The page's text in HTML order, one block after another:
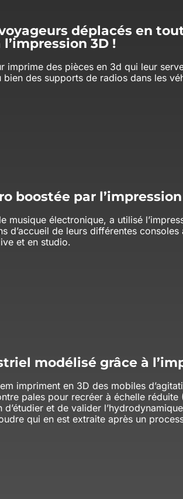
déplacés en
3D !
imprime des pièces en 3d qui leur
des supports de radios dans les
boostée par l’impression
musique électronique, a utilisé
d’accueil de leurs différentes
et en studio.
modélisé grâce à
impriment en 3D des mobiles
pales pour recréer à échelle réduite
d’étudier et de valider
qui en est extraite après un